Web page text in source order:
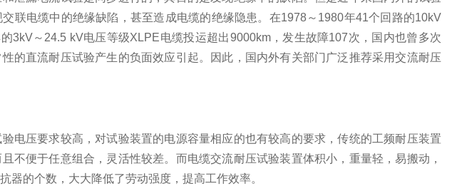
联电缆中的绝缘缺陷，甚至造成电缆的绝缘隐患。在1978～1980年41个回路的10kV
3kV～24.5 kV电压等级XLPE电缆投运超出9000km，发生故障107次，国内也曾多次
的直流耐压试验产生的负面效应引起。因此，国内外有关部门广泛推荐采用交流耐压
电压要求较高，对试验装置的电源容量相应的也有较高的要求，传统的工频耐压装置
不便于任意组合，灵活性较差。而电缆交流耐压试验装置体积小，重量轻，易搬动，
器的个数，大大降低了劳动强度，提高工作效率。